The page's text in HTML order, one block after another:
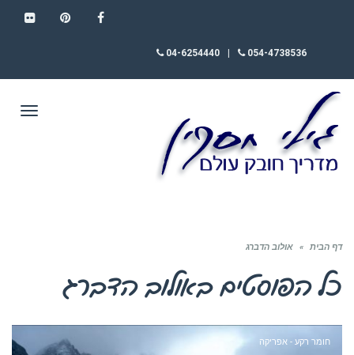
054-4738536
04-6254440
דף הבית » אולוב הדברג
כל הפוסטים באולוב הדברג
חומר רקע - אפריקה